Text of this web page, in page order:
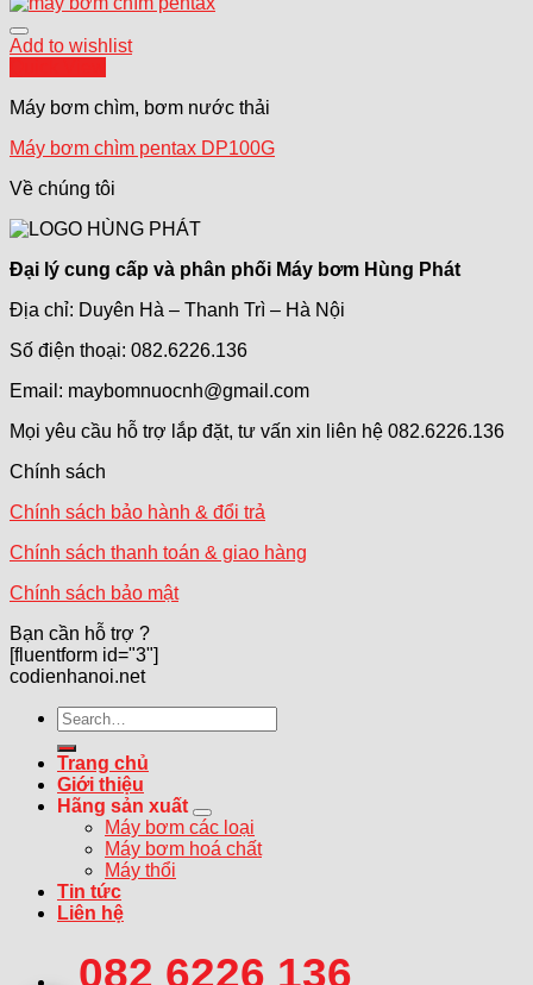
Add to wishlist
Máy bơm chìm, bơm nước thải
Máy bơm chìm pentax DP100G
Về chúng tôi
Đại lý cung cấp và phân phối Máy bơm Hùng Phát
Địa chỉ: Duyên Hà – Thanh Trì – Hà Nội
Số điện thoại: 082.6226.136
Email: maybomnuocnh@gmail.com
Mọi yêu cầu hỗ trợ lắp đặt, tư vấn xin liên hệ 082.6226.136
Chính sách
Chính sách bảo hành & đổi trả
Chính sách thanh toán & giao hàng
Chính sách bảo mật
Bạn cần hỗ trợ ?
[fluentform id="3"]
codienhanoi.net
Search
for:
Trang chủ
Giới thiệu
Hãng sản xuất
Máy bơm các loại
Máy bơm hoá chất
Máy thổi
Tin tức
Liên hệ
082 6226 136